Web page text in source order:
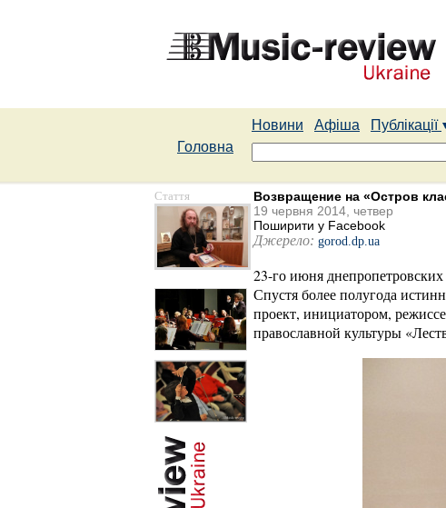
Новини Афіша Публікації
Головна
Стаття
Возвращение на «Остров
19 червня 2014, четвер
Поширити у Facebook
Джерело: gorod.dp.ua
23-го июня
Спустя более полугода
проект, инициатором,
православной культуры